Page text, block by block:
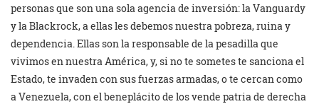
personas que son una sola agencia de inversión: la Vanguardy
y la Blackrock, a ellas les debemos nuestra pobreza, ruina y
dependencia. Ellas son la responsable de la pesadilla que
vivimos en nuestra América, y, si no te sometes te sanciona el
Estado, te invaden con sus fuerzas armadas, o te cercan como
a Venezuela, con el beneplácito de los vende patria de derecha